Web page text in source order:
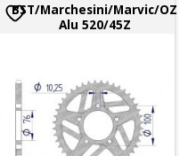
BST/Marchesini/Marvic/OZ
Alu 520/45Z